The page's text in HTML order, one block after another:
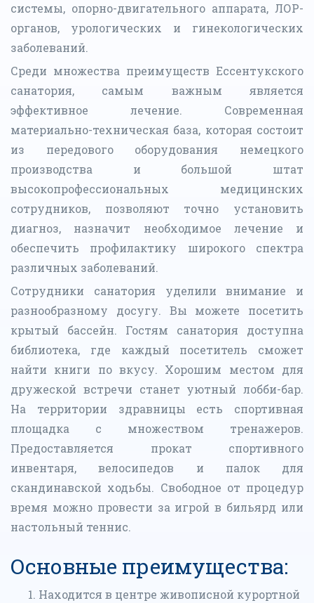
системы, опорно-двигательного аппарата, ЛОР-
органов, урологических и гинекологических
заболеваний.
Среди множества преимуществ Ессентукского
санатория, самым важным является
эффективное лечение. Современная
материально-техническая база, которая состоит
из передового оборудования немецкого
производства и большой штат
высокопрофессиональных медицинских
сотрудников, позволяют точно установить
диагноз, назначит необходимое лечение и
обеспечить профилактику широкого спектра
различных заболеваний.
Сотрудники санатория уделили внимание и
разнообразному досугу. Вы можете посетить
крытый бассейн. Гостям санатория доступна
библиотека, где каждый посетитель сможет
найти книги по вкусу. Хорошим местом для
дружеской встречи станет уютный лобби-бар.
На территории здравницы есть спортивная
площадка с множеством тренажеров.
Предоставляется прокат спортивного
инвентаря, велосипедов и палок для
скандинавской ходьбы. Свободное от процедур
время можно провести за игрой в бильярд или
настольный теннис.
Основные преимущества:
Находится в центре живописной курортной